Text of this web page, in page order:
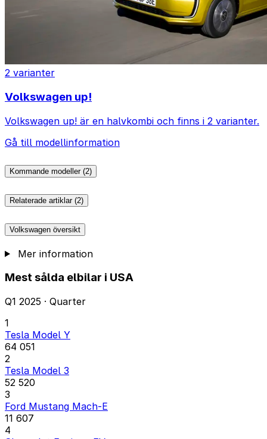
2 varianter
Volkswagen up!
Volkswagen up! är en halvkombi och finns i 2 varianter.
Gå till modellinformation
Kommande modeller (2)
Relaterade artiklar (2)
Volkswagen översikt
Mer information
Mest sålda elbilar i USA
Q1 2025 · Quarter
1
Tesla Model Y
64 051
2
Tesla Model 3
52 520
3
Ford Mustang Mach-E
11 607
4